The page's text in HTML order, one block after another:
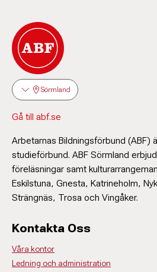
Sörmland
Gå till abf.se
Arbetarnas Bildningsförbund (ABF)
studieförbund. ABF Sörmland
föreläsningar samt
Eskilstuna, Gnesta, Katrineholm,
Strängnäs, Trosa och Vingåker.
Kontakta Oss
Våra kontor
Ledning och administration